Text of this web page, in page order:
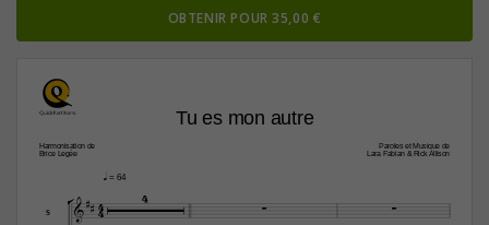
OBTENIR POUR 35,00 €

Harmonisation de
Brice Legée
Paroles et Musique de
Lara Fabian & Rick Allison
Tu es mon autre
q = 64
4
4

S
4 
